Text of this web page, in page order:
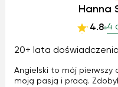
Hanna
4.8 4
20+ lata doświadczenia
Angielski to mój pierwszy
moją pasją i pracą.